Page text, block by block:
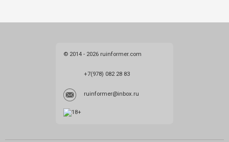
© 2014 - 2026 ruinformer.com
+7(978) 082 28 83
ruinformer@inbox.ru